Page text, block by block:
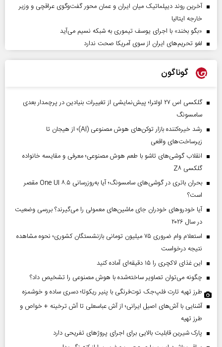
آخرین روند دیپلماتیک میان ایران و عمان محور گفت‌وگوی عراقچی و وزیر
خارجه ایتالیا
«بگو بخند» با اجرای یوسف تیموری به شبکه نسیم می‌آید
لغو تحریم‌های ایران از سوی آمریکا صحت ندارد
گوناگون
گلکسی اس ۲۷ اولترا؛ پیش‌نمایشی از تغییرات بنیادین در پرچمدار بعدی
سامسونگ
رشد خیره‌کننده بازار توکن‌های هوش مصنوعی (AI)؛ از هیجان تا
زیرساخت‌های واقعی
انقلاب گوشی‌های تاشو‌ با طعم هوش مصنوعی؛ معرفی و مقایسه خانواده
گلکسی Z۸
بحران باتری در گوشی‌های سامسونگ؛ آیا به‌روزرسانی One UI ۸.۵ مقصر
است؟
آیا خودروهای خودران جای ماشین‌های معمولی را می‌گیرند؟ بررسی وضعیت
در سال ۲۰۲۶
استعلام وام ضروری ۷۵ میلیون تومانی بازنشستگان کشوری؛ نحوه مشاهده
نتیجه درخواست
این غذای لاکچری را ۱۵ دقیقه‌ای آماده کنید
چگونه می‌توان تصاویر ساخته‌شده با هوش مصنوعی را تشخیص داد؟
طرز تهیه تارت فلپ‌جک توت‌فرنگی با پنیر ریکوتا؛ دسری ساده و خوشمزه
آشنایی با آش‌های اصیل ایرانی؛ از آش عباسعلی تا آش ترخینه + خواص و
طرز تهیه
پارک شیرین قابلیت‌ بالایی برای اجرای پروژهای تفریحی دارد